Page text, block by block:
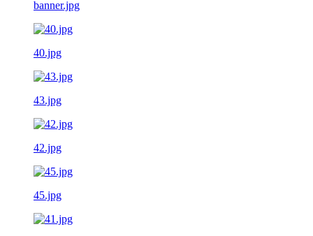
banner.jpg
40.jpg
43.jpg
42.jpg
45.jpg